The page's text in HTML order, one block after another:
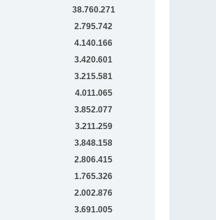
38.760.271
2.795.742
4.140.166
3.420.601
3.215.581
4.011.065
3.852.077
3.211.259
3.848.158
2.806.415
1.765.326
2.002.876
3.691.005